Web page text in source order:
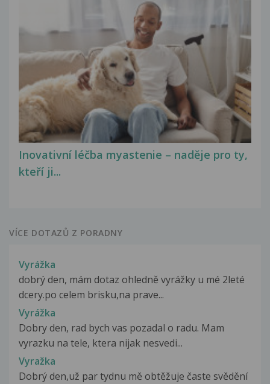
Inovativní léčba myastenie – naděje pro ty,
kteří ji...
VÍCE DOTAZŮ Z PORADNY
Vyrážka
dobrý den, mám dotaz ohledně vyrážky u mé 2leté
dcery.po celem brisku,na prave...
Vyrážka
Dobry den, rad bych vas pozadal o radu. Mam
vyrazku na tele, ktera nijak nesvedi...
Vyražka
Dobrý den,už par tydnu mě obtěžuje časte svědění